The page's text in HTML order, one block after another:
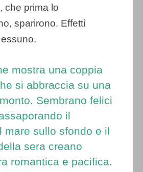
che prima lo
sparirono. Effetti